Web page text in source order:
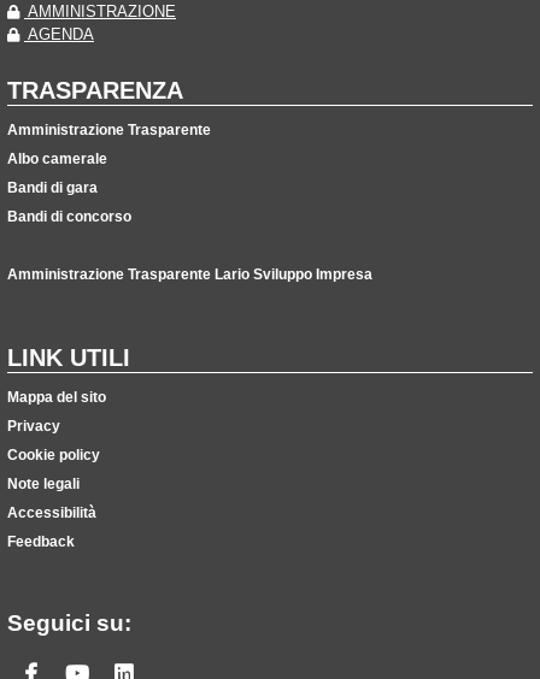
AMMINISTRAZIONE
AGENDA
TRASPARENZA
Amministrazione Trasparente
Albo camerale
Bandi di gara
Bandi di concorso
Amministrazione Trasparente Lario Sviluppo Impresa
LINK UTILI
Mappa del sito
Privacy
Cookie policy
Note legali
Accessibilità
Feedback
Seguici su:
Facebook
Youtube